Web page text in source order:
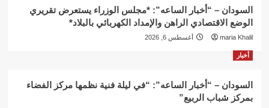
السودان – “أخبار الساعه”: *مجلس الوزراء يستعرض تقريري
الوضع الاقتصادي الراهن والإمداد الكهربائي بالبلاد*
maria Khalil أغسطس 6, 2026
أخبار
السودان – “أخبار الساعه”: “في ليلة فنية نظمها مركز الفضاء
بمركز شباب الربيع”